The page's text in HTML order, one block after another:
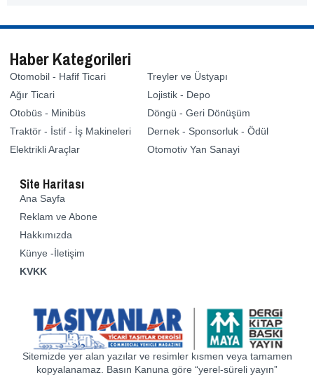
Haber Kategorileri
Otomobil - Hafif Ticari
Ağır Ticari
Otobüs - Minibüs
Traktör - İstif - İş Makineleri
Elektrikli Araçlar
Treyler ve Üstyapı
Lojistik - Depo
Döngü - Geri Dönüşüm
Dernek - Sponsorluk - Ödül
Otomotiv Yan Sanayi
Site Haritası
Ana Sayfa
Reklam ve Abone
Hakkımızda
Künye -İletişim
KVKK
Sitemizde yer alan yazılar ve resimler kısmen veya tamamen
kopyalanamaz. Basın Kanuna göre “yerel-süreli yayın”